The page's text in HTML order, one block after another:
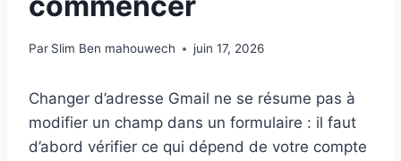
Par Slim Ben mahouwech juin 17, 2026
Changer d’adresse Gmail ne se résume pas à
modifier un champ dans un formulaire : il faut
d’abord vérifier ce qui dépend de votre compte